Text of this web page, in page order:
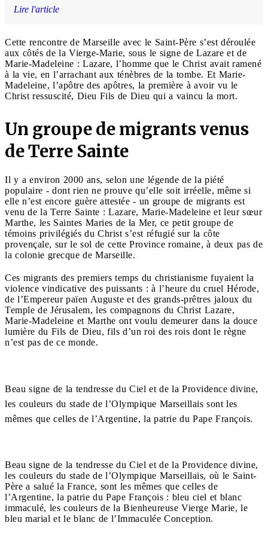
Lire l'article
Cette rencontre de Marseille avec le Saint-Père s’est déroulée
aux côtés de la Vierge-Marie, sous le signe de Lazare et de
Marie-Madeleine : Lazare, l’homme que le Christ avait ramené
à la vie, en l’arrachant aux ténèbres de la tombe. Et Marie-
Madeleine, l’apôtre des apôtres, la première à avoir vu le
Christ ressuscité, Dieu Fils de Dieu qui a vaincu la mort.
Un groupe de migrants venus
de Terre Sainte
Il y a environ 2000 ans, selon une légende de la piété
populaire - dont rien ne prouve qu’elle soit irréelle, même si
elle n’est encore guère attestée - un groupe de migrants est
venu de la Terre Sainte : Lazare, Marie-Madeleine et leur sœur
Marthe, les Saintes Maries de la Mer, ce petit groupe de
témoins privilégiés du Christ s’est réfugié sur la côte
provençale, sur le sol de cette Province romaine, à deux pas de
la colonie grecque de Marseille.
Ces migrants des premiers temps du christianisme fuyaient la
violence vindicative des puissants : à l’heure du cruel Hérode,
de l’Empereur païen Auguste et des grands-prêtres jaloux du
Temple de Jérusalem, les compagnons du Christ Lazare,
Marie-Madeleine et Marthe ont voulu demeurer dans la douce
lumière du Fils de Dieu, fils d’un roi des rois dont le règne
n’est pas de ce monde.
Beau signe de la tendresse du Ciel et de la Providence divine,
les couleurs du stade de l’Olympique Marseillais sont les
mêmes que celles de l’Argentine, la patrie du Pape François.
Beau signe de la tendresse du Ciel et de la Providence divine,
les couleurs du stade de l’Olympique Marseillais, où le Saint-
Père a salué la France, sont les mêmes que celles de
l’Argentine, la patrie du Pape François : bleu ciel et blanc
immaculé, les couleurs de la Bienheureuse Vierge Marie, le
bleu marial et le blanc de l’Immaculée Conception.